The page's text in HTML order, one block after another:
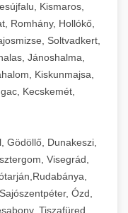
Kismaros,
Romhány, Hollókő,
Soltvadkert,
Jánoshalma,
Kiskunmajsa,
Kecskemét,
Gödöllő, Dunakeszi,
Visegrád,
Ózd,
Tiszafüred,